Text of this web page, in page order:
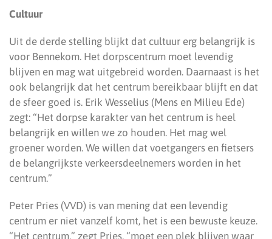
Cultuur
Uit de derde stelling blijkt dat cultuur erg belangrijk is
voor Bennekom. Het dorpscentrum moet levendig
blijven en mag wat uitgebreid worden. Daarnaast is het
ook belangrijk dat het centrum bereikbaar blijft en dat
de sfeer goed is. Erik Wesselius (Mens en Milieu Ede)
zegt: “Het dorpse karakter van het centrum is heel
belangrijk en willen we zo houden. Het mag wel
groener worden. We willen dat voetgangers en fietsers
de belangrijkste verkeersdeelnemers worden in het
centrum.”
Peter Pries (VVD) is van mening dat een levendig
centrum er niet vanzelf komt, het is een bewuste keuze.
“Het centrum,” zegt Pries, “moet een plek blijven waar